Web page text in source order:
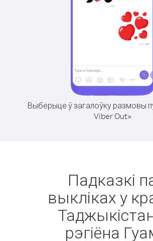
Выберыце ў загалоўку размовы
Viber Out»
Падказкі
выкліках у
рэгіёна